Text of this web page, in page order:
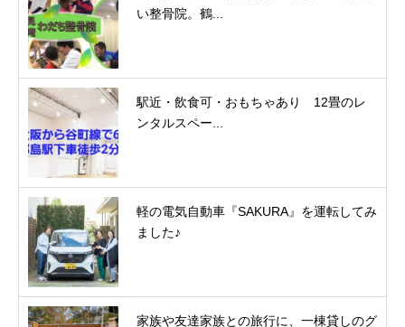
い整骨院。鶴...
駅近・飲食可・おもちゃあり 12畳のレ
ンタルスペー...
軽の電気自動車『SAKURA』を運転してみ
ました♪
家族や友達家族との旅行に、一棟貸しのグ